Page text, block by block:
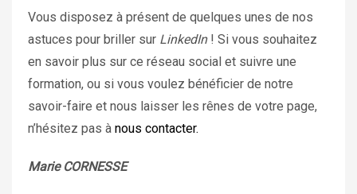
Vous disposez à présent de quelques unes de nos
astuces pour briller sur LinkedIn ! Si vous souhaitez
en savoir plus sur ce réseau social et suivre une
formation, ou si vous voulez bénéficier de notre
savoir-faire et nous laisser les rênes de votre page,
n’hésitez pas à nous contacter.
Marie CORNESSE